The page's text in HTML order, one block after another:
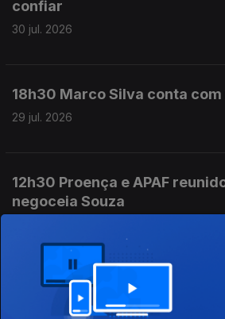
confiar
30 jul. 2026
18h30 Marco Silva conta
29 jul. 2026
12h30 Proença e APAF
negoceia Souza
18h30 Áudios na net